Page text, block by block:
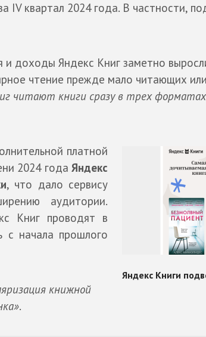
IV квартал 2024 года. В частности,
доходы Яндекс Книг заметно
чтение прежде мало читающих
читают книги сразу в трех
платной
2024 года Яндекс
, что дало сервису
аудитории.
Книг проводят в
с начала прошлого
книжной
.